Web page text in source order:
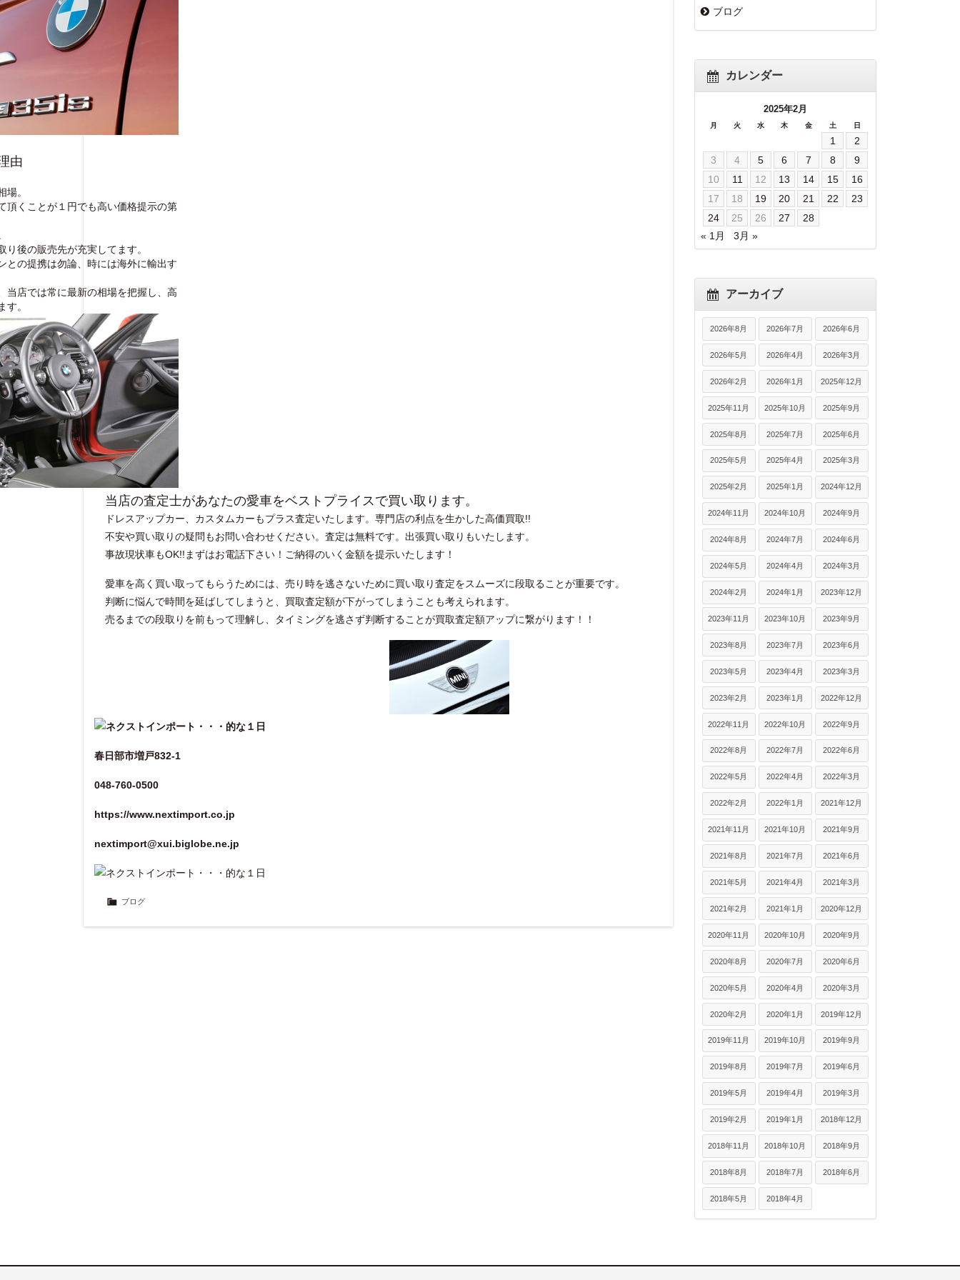
由
場。
頂くことが１円でも高い価格提示の第
り後の販売先が充実してます。
との提携は勿論、時には海外に輸出す
当店では常に最新の相場を把握し、高
す。
当店の査定士があなたの愛車をベストプライスで買い取ります。
ドレスアップカー、カスタムカーもプラス査定いたします。専門店の利点を生かした高価買取!!
不安や買い取りの疑問もお問い合わせください。査定は無料です。出張買い取りもいたします。
事故現状車もOK!!まずはお電話下さい！ご納得のいく金額を提示いたします！
愛車を高く買い取ってもらうためには、売り時を逃さないために買い取り査定をスムーズに段取ることが重要です。
判断に悩んで時間を延ばしてしまうと、買取査定額が下がってしまうことも考えられます。
売るまでの段取りを前もって理解し、タイミングを逃さず判断することが買取査定額アップに繋がります！！
春日部市増戸832-1
048-760-0500
https://www.nextimport.co.jp
nextimport@xui.biglobe.ne.jp
ブログ
ブログ
カレンダー
2025年2月
月 火 水 木 金 土 日
1
2
3
4 5 6 7 8
9
10
11 12 13 14 15
16
17
18 19 20 21 22
23
24
25 26 27
28
« 1月
3月 »
アーカイブ
2026年8月 2026年7月 2026年6月
2026年5月 2026年4月 2026年3月
2026年2月 2026年1月 2025年12月
2025年11月 2025年10月 2025年9月
2025年8月 2025年7月 2025年6月
2025年5月 2025年4月 2025年3月
2025年2月 2025年1月 2024年12月
2024年11月 2024年10月 2024年9月
2024年8月 2024年7月 2024年6月
2024年5月 2024年4月 2024年3月
2024年2月 2024年1月 2023年12月
2023年11月 2023年10月 2023年9月
2023年8月 2023年7月 2023年6月
2023年5月 2023年4月 2023年3月
2023年2月 2023年1月 2022年12月
2022年11月 2022年10月 2022年9月
2022年8月 2022年7月 2022年6月
2022年5月 2022年4月 2022年3月
2022年2月 2022年1月 2021年12月
2021年11月 2021年10月 2021年9月
2021年8月 2021年7月 2021年6月
2021年5月 2021年4月 2021年3月
2021年2月 2021年1月 2020年12月
2020年11月 2020年10月 2020年9月
2020年8月 2020年7月 2020年6月
2020年5月 2020年4月 2020年3月
2020年2月 2020年1月 2019年12月
2019年11月 2019年10月 2019年9月
2019年8月 2019年7月 2019年6月
2019年5月 2019年4月 2019年3月
2019年2月 2019年1月 2018年12月
2018年11月 2018年10月 2018年9月
2018年8月 2018年7月 2018年6月
2018年5月 2018年4月